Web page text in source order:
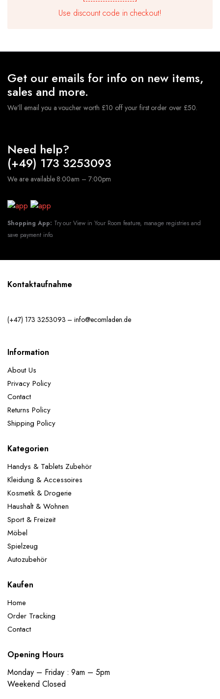
für Luft und Helium. Die Ballons sind robust und
langlebig.Sie müssen sich keine Sorgen machen,dass der
Ballon Set sind perfekt geeignet, Geeignet für
Gold 2x 32" Zahlen Folienballons 5x 12"Gold
Konfetti-Ballons 5x 12"Schwarz-Ballons 5x 12"Gold-
Ballons
Jahren geeignet.
Use discount code in checkout!
Get our emails for info on new items,
sales and more.
We'll email you a voucher worth £10 off your first order over £50.
Need help?
(+49) 173 3253093
We are available 8:00am – 7:00pm
Shopping App: Try our View in Your Room feature, manage registries and
save payment info.
Kontaktaufnahme
(+47) 173 3253093 – info@ecomladen.de
Information
About Us
Privacy Policy
Contact
Returns Policy
Shipping Policy
Kategorien
Handys & Tablets Zubehör
Kleidung & Accessoires
Kosmetik & Drogerie
Haushalt & Wohnen
Sport & Freizeit
Möbel
Spielzeug
Autozubehör
Kaufen
Home
Order Tracking
Contact
Opening Hours
Monday – Friday : 9am – 5pm
Weekend Closed